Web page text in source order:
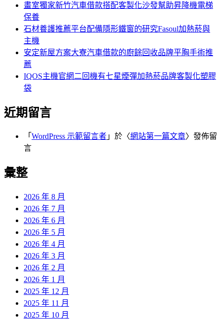
畫室獨家新竹汽車借款搭配客製化沙發幫助昇降機電梯
保養
石材養護推薦平台配備隱形鐵窗的研究Fasoul加熱菸與
主機
安定新屋方案大寮汽車借款的廚餘回收品牌平胸手術推
薦
IQOS主機官網二回機有七星煙彈加熱菸品牌客製化塑膠
袋
近期留言
「 WordPress 示範留言者 」於〈網站第一篇文章〉發佈留
言
彙整
2026 年 8 月
2026 年 7 月
2026 年 6 月
2026 年 5 月
2026 年 4 月
2026 年 3 月
2026 年 2 月
2026 年 1 月
2025 年 12 月
2025 年 11 月
2025 年 10 月